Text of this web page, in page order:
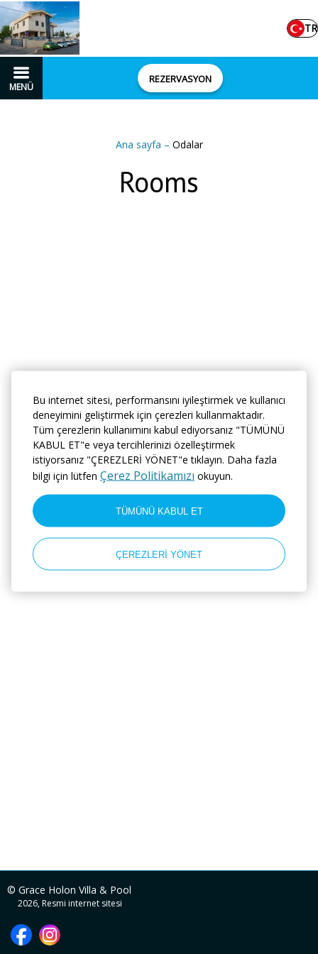
Bu internet sitesi, performansını iyileştirmek ve kullanıcı
deneyimini geliştirmek için çerezleri kullanmaktadır.
Tüm çerezlerin kullanımını kabul ediyorsanız "TÜMÜNÜ
KABUL ET"e veya tercihlerinizi özelleştirmek
istiyorsanız "ÇEREZLERİ YÖNET"e tıklayın. Daha fazla
bilgi için lütfen Çerez Politikamızı okuyun.
TÜMÜNÜ KABUL ET
ÇEREZLERİ YÖNET
TR
MENÜ
REZERVASYON
Ana sayfa – Odalar
Rooms
© Grace Holon Villa & Pool
2026, Resmi internet sitesi